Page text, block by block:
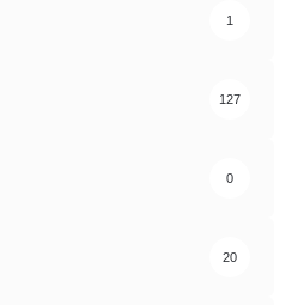
1
127
0
20